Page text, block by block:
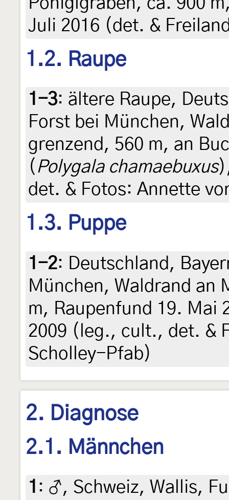
Juli 2016 (det. &
1.2. Raupe
1-3: ältere Raupe,
Forst bei München,
grenzend, 560 m, an
( Polygala chamaebuxus
det. & Fotos: Annette
1.3. Puppe
1-2: Deutschland,
München, Waldrand an
m, Raupenfund 19. Mai
2009 (leg., cult., det. &
Scholley-Pfab)
2. Diagnose
2.1. Männchen
1 : ♂, Schweiz, Wallis,